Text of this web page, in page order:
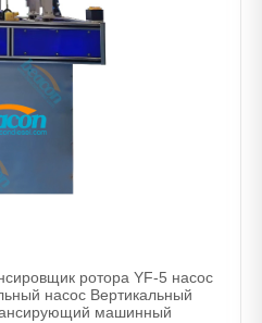
ротора YF-5 насос
насос Вертикальный
машинный